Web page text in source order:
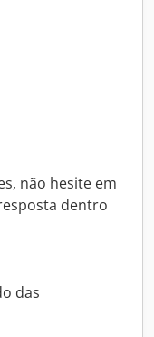
não hesite em
dentro
das